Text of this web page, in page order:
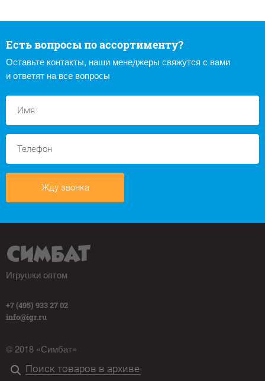
Есть вопросы по ассортименту?
Оставьте контакты, наши менеджеры свяжутся с вами
и ответят на все вопросы
Жду звонка
Игрушки оптом
+7 (495) 933 27 02
info@igr.ru
© 2018 «Симбат»